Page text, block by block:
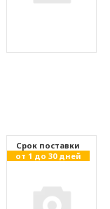
Cрок поставки
от 1 до 30 дней